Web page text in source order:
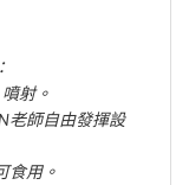
射。
老師自由發揮設
食用。